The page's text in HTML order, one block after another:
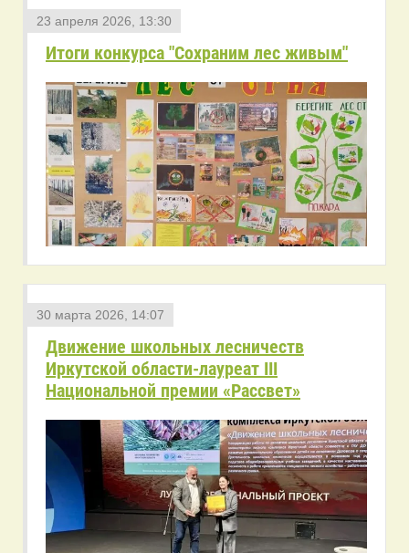
23 апреля 2026, 13:30
Итоги конкурса "Сохраним лес живым"
30 марта 2026, 14:07
Движение школьных лесничеств
Иркутской области-лауреат III
Национальной премии «Рассвет»